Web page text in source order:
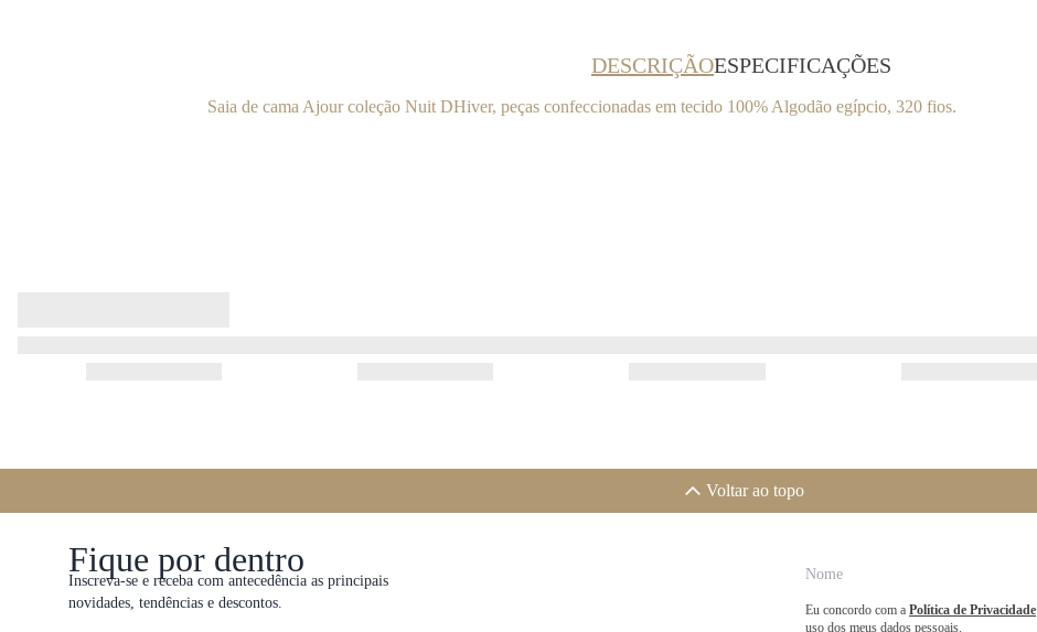
DESCRIÇÃOESPECIFICAÇÕES
Saia de cama Ajour coleção Nuit DHiver, peças confeccionadas em tecido 100% Algodão egípcio, 320 fios.
Voltar ao topo
Fique por dentro
Inscreva-se e receba com antecedência as principais
novidades, tendências e descontos.
Eu concordo com a Política de Privacidade
uso dos meus dados pessoais.